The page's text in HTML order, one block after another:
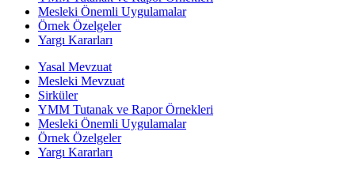
Mesleki Önemli Uygulamalar
Örnek Özelgeler
Yargı Kararları
Yasal Mevzuat
Mesleki Mevzuat
Sirküler
YMM Tutanak ve Rapor Örnekleri
Mesleki Önemli Uygulamalar
Örnek Özelgeler
Yargı Kararları